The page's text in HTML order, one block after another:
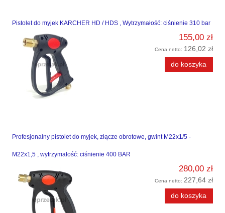
Pistolet do myjek KARCHER HD / HDS , Wytrzymałość: ciśnienie 310 bar
155,00 zł
Cena netto: 126,02 zł
do koszyka
Profesjonalny pistolet do myjek, złącze obrotowe, gwint M22x1/5 -
M22x1,5 , wytrzymałość: ciśnienie 400 BAR
280,00 zł
Cena netto: 227,64 zł
do koszyka